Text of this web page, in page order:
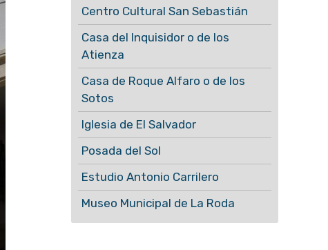
Centro Cultural San Sebastián
Casa del Inquisidor o de los
Atienza
Casa de Roque Alfaro o de los
Sotos
Iglesia de El Salvador
Posada del Sol
Estudio Antonio Carrilero
Museo Municipal de La Roda